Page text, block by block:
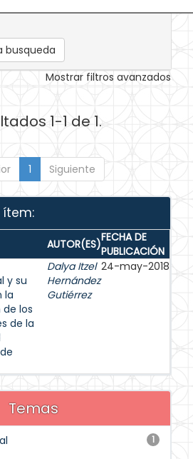
busqueda
Mostrar filtros avanzados
1-1 de 1.
1 Siguiente
ítem:
AUTOR(ES)FECHA DE
PUBLICACIÓN
y su
la
los
de la
Dalya Itzel
Hernández
Gutiérrez
24-may-2018
Temas
1